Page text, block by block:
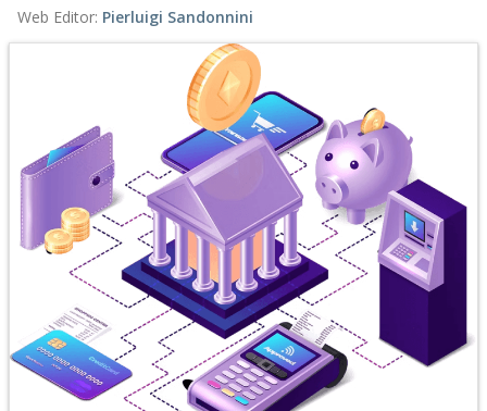
Web Editor: Pierluigi Sandonnini